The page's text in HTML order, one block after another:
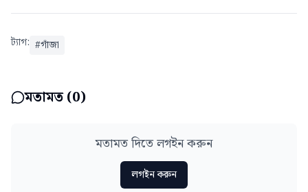
ট্যাগ: #গাঁজা
মতামত (0)
মতামত দিতে লগইন করুন
লগইন করুন